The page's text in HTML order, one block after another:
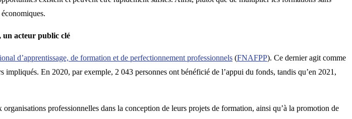
un acteur public clé
d’apprentissage, de formation et de perfectionnement professionnels (FNAFPP). Ce dernier agit comme
En 2020, par exemple, 2 043 personnes ont bénéficié de l’appui du fonds, tandis qu’en 2021,
professionnelles dans la conception de leurs projets de formation, ainsi qu’à la promotion de